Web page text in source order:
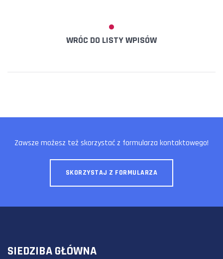
WRÓC DO LISTY WPISÓW
Zawsze możesz też skorzystać z formularza kontaktowego!
SKORZYSTAJ Z FORMULARZA
SIEDZIBA GŁÓWNA